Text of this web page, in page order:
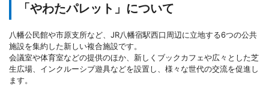
「やわたパレット」について
八幡公民館や市原支所など、JR八幡宿駅西口周辺に立地する6つの公共
施設を集約した新しい複合施設です。
会議室や体育室などの提供のほか、新しくブックカフェや広々とした芝
生広場、インクルーシブ遊具などを設置し、様々な世代の交流を促進し
ます。